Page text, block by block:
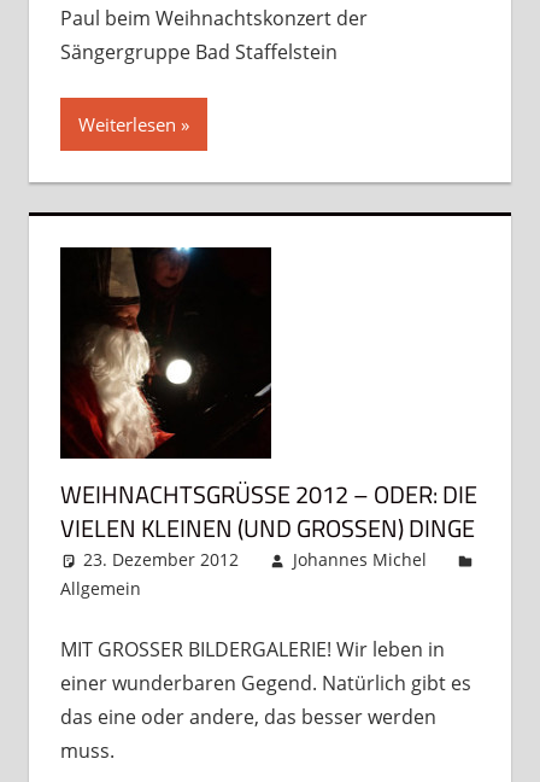
Paul beim Weihnachtskonzert der
Sängergruppe Bad Staffelstein
Weiterlesen
WEIHNACHTSGRÜSSE 2012 – ODER: DIE V
IELEN KLEINEN (UND GROSSEN) DINGE
23. Dezember 2012
Johannes Michel
Allgemein
MIT GROSSER BILDERGALERIE! Wir leben in
einer wunderbaren Gegend. Natürlich gibt es
das eine oder andere, das besser werden
muss.